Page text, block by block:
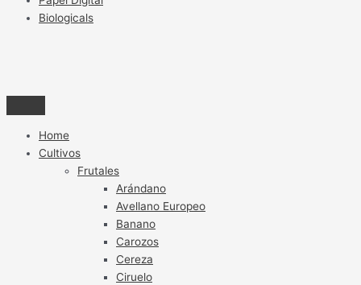
Biologicals
Home
Cultivos
Frutales
Arándano
Avellano Europeo
Banano
Carozos
Cereza
Ciruelo